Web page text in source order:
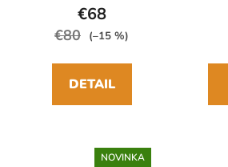
Rozšíriteľný
€68
€80 (–15 %)
DETAIL
NOVINKA